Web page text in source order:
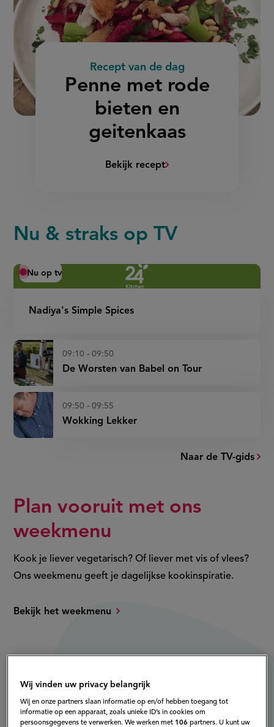
Recept van de dag
:
Penne met rode
bieten en
geitenkaas
Bekijk recept(Penne
en
Nu & straks op TV
Nadiya's Simple Spices
Nu op tv
09:10 - 09:50
De Worsten van Babel on Tour
09:50 - 09:55
Wokking Lekker
Naar de TV-gids
Plan vooruit met ons
weekmenu
Kook je liever vegetarisch? Of liever met vis of vlees?
Ons weekmenu geeft je dagelijkse kookinspiratie.
Bekijk het weekmenu
Wij vinden uw privacy belangrijk
Wij en onze partners slaan informatie op en/of hebben toegang tot
informatie op een apparaat, zoals unieke ID’s in cookies om
persoonsgegevens te verwerken. We werken met 106 partners. U kunt uw